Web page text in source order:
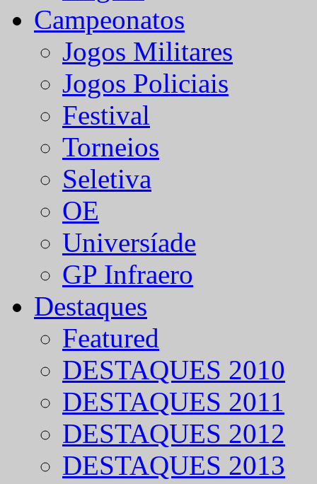
Campeonatos
Jogos Militares
Jogos Policiais
Festival
Torneios
Seletiva
OE
Universíade
GP Infraero
Destaques
Featured
DESTAQUES 2010
DESTAQUES 2011
DESTAQUES 2012
DESTAQUES 2013